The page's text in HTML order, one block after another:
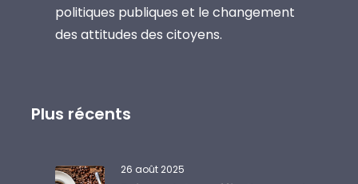
politiques publiques et le changement
des attitudes des citoyens.
Plus récents
26 août 2025